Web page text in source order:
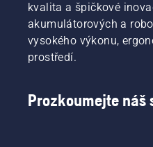
kvalita a špičkové
akumulátorových a
vysokého výkonu,
prostředí.
Prozkoumejte náš